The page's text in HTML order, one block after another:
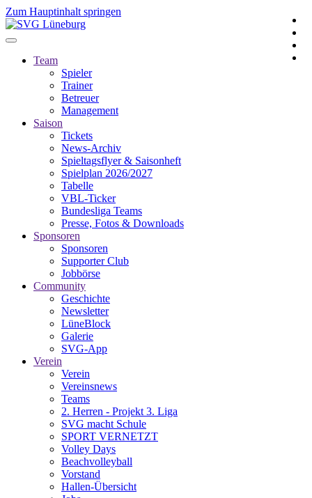
Zum Hauptinhalt springen
Team
Spieler
Trainer
Betreuer
Management
Saison
Tickets
News-Archiv
Spieltagsflyer & Saisonheft
Spielplan 2026/2027
Tabelle
VBL-Ticker
Bundesliga Teams
Presse, Fotos & Downloads
Sponsoren
Sponsoren
Supporter Club
Jobbörse
Community
Geschichte
Newsletter
LüneBlock
Galerie
SVG-App
Verein
Verein
Vereinsnews
Teams
2. Herren - Projekt 3. Liga
SVG macht Schule
SPORT VERNETZT
Volley Days
Beachvolleyball
Vorstand
Hallen-Übersicht